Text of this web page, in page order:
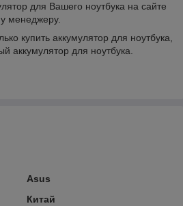
для Вашего ноутбука на сайте
менеджеру.
купить аккумулятор для ноутбука,
аккумулятор для ноутбука.
Asus
Китай